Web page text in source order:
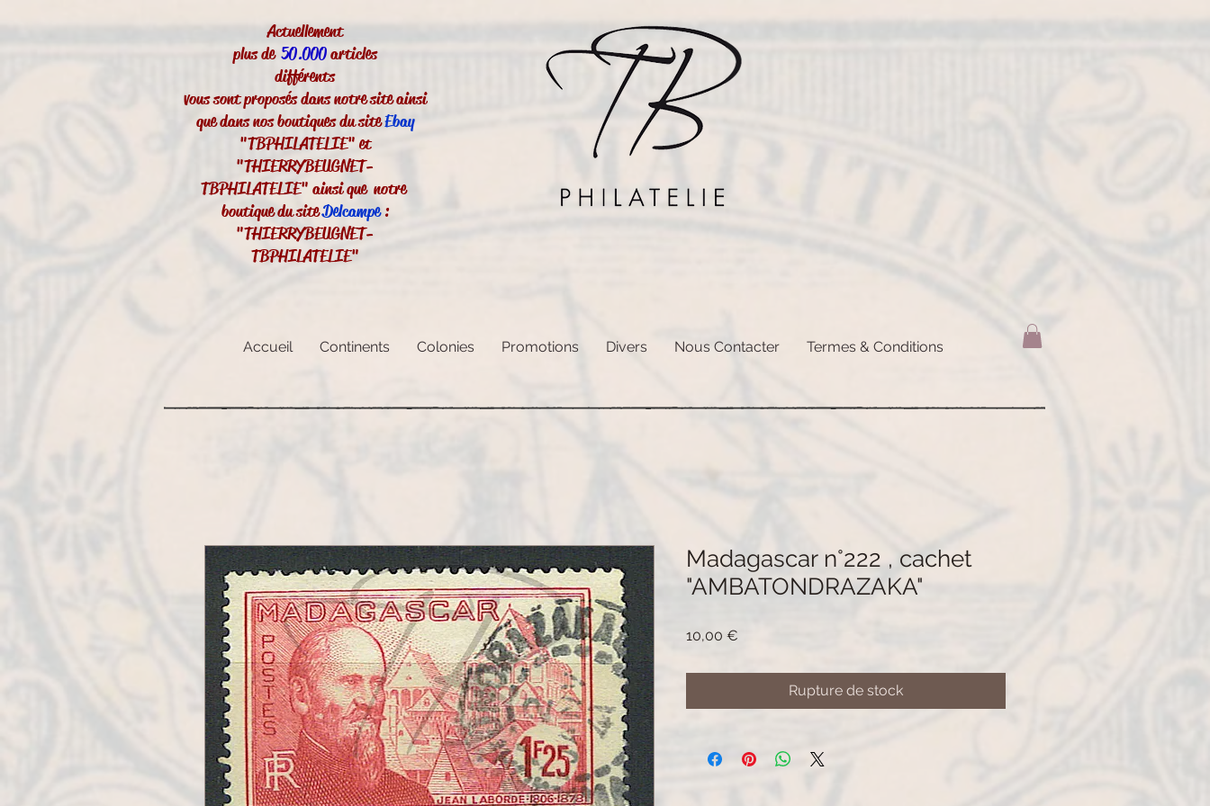
Actuellement
plus de50.000articles
différents
vous sont proposés dans notre site ainsi
que dans nos boutiques du siteEbay
"TBPHILATELIE" et
"THIERRYBEUGNET-
TBPHILATELIE" ainsi que notre
boutique du siteDelcampe:
"THIERRYBEUGNET-
TBPHILATELIE"
Accueil Continents Colonies Promotions Divers Nous Contacter Termes & Conditions
Madagascar n°222 , cachet
"AMBATONDRAZAKA"
10,00 €
Rupture de stock